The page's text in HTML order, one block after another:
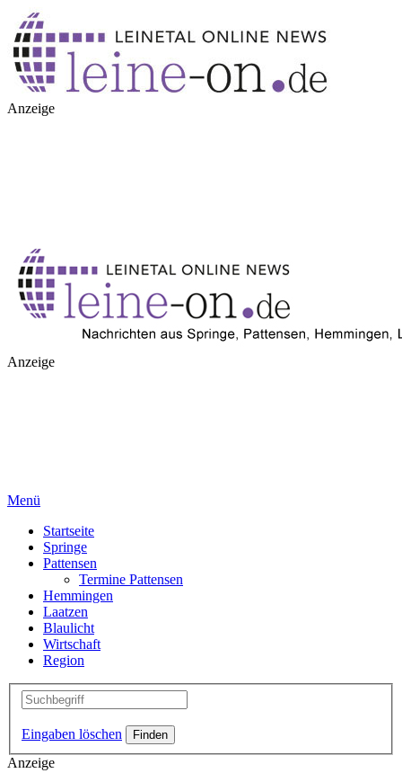
Anzeige
Anzeige
Menü
Startseite
Springe
Pattensen
Termine Pattensen
Hemmingen
Laatzen
Blaulicht
Wirtschaft
Region
Eingaben löschen
Anzeige